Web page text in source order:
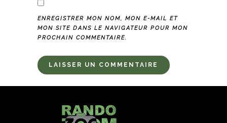
ENREGISTRER MON NOM, MON E-MAIL ET
MON SITE DANS LE NAVIGATEUR POUR MON
PROCHAIN COMMENTAIRE.